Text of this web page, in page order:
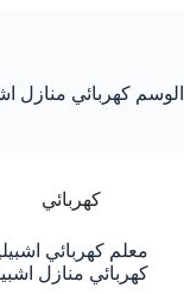
الوسم كهربائي منازل
كهربائي
كهربائي منازل